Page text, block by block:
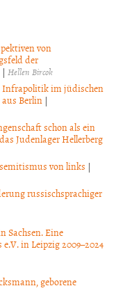
von
der
| Hellen Bircok
Infrapolitik im jüdischen
Berlin |
schon als ein
Judenlager Hellerberg
von links |
russischsprachiger
Sachsen. Eine
in Leipzig 2009–2024
geborene